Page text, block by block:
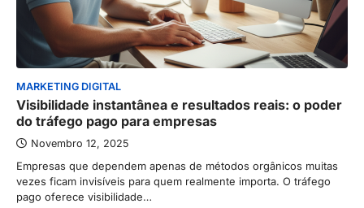
MARKETING DIGITAL
Visibilidade instantânea e resultados reais: o poder
do tráfego pago para empresas
Novembro 12, 2025
Empresas que dependem apenas de métodos orgânicos muitas
vezes ficam invisíveis para quem realmente importa. O tráfego
pago oferece visibilidade…